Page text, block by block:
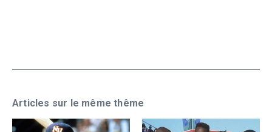
Articles sur le même thême